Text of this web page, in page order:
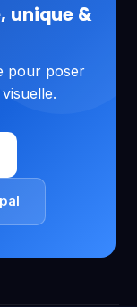
unique &
pour poser